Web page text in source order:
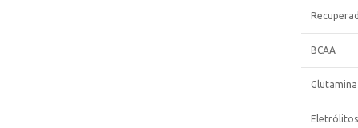
BCAA
Glutamina
Eletrólitos